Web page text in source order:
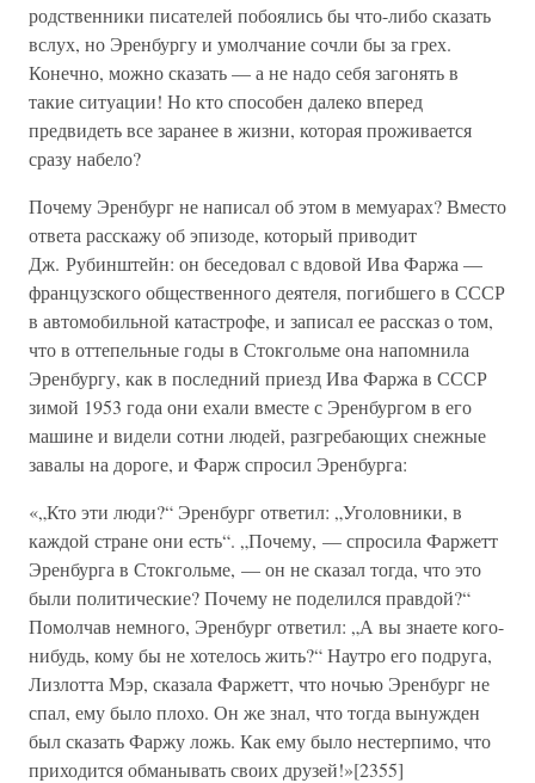
родственники писателей побоялись бы что-либо сказать
вслух, но Эренбургу и умолчание сочли бы за грех.
Конечно, можно сказать — а не надо себя загонять в
такие ситуации! Но кто способен далеко вперед
предвидеть все заранее в жизни, которая проживается
сразу набело?
Почему Эренбург не написал об этом в мемуарах? Вместо
ответа расскажу об эпизоде, который приводит
Дж. Рубинштейн: он беседовал с вдовой Ива Фаржа —
французского общественного деятеля, погибшего в СССР
в автомобильной катастрофе, и записал ее рассказ о том,
что в оттепельные годы в Стокгольме она напомнила
Эренбургу, как в последний приезд Ива Фаржа в СССР
зимой 1953 года они ехали вместе с Эренбургом в его
машине и видели сотни людей, разгребающих снежные
завалы на дороге, и Фарж спросил Эренбурга:
«„Кто эти люди?“ Эренбург ответил: „Уголовники, в
каждой стране они есть“. „Почему, — спросила Фаржетт
Эренбурга в Стокгольме, — он не сказал тогда, что это
были политические? Почему не поделился правдой?“
Помолчав немного, Эренбург ответил: „А вы знаете кого-
нибудь, кому бы не хотелось жить?“ Наутро его подруга,
Лизлотта Мэр, сказала Фаржетт, что ночью Эренбург не
спал, ему было плохо. Он же знал, что тогда вынужден
был сказать Фаржу ложь. Как ему было нестерпимо, что
приходится обманывать своих друзей!»[2355]